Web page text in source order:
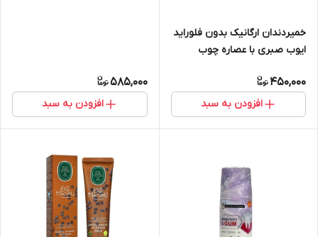
خمیردندان ارگانیک بدون فلوراید
ایوب صبری با عصاره چوب
450,000
افزودن به سبد
585,000
افزودن به سبد